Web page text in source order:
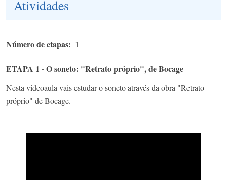
Atividades
Número de etapas 1
ETAPA 1 - O soneto: "Retrato próprio", de Bocage
Nesta videoaula vais estudar o soneto através da obra "Retrato
próprio" de Bocage.